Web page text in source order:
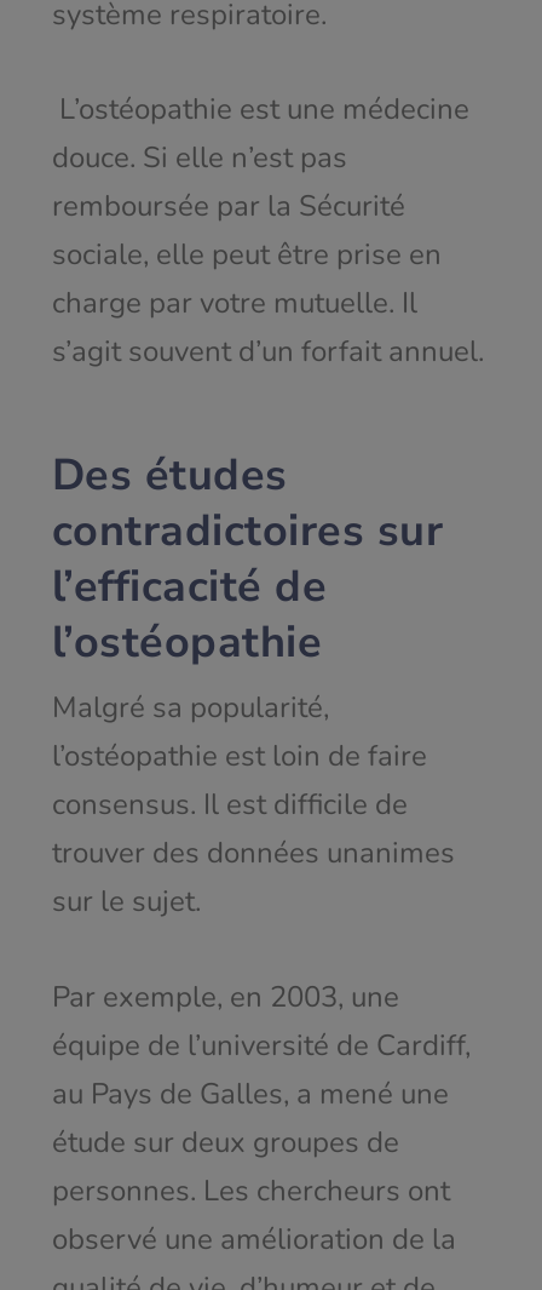
système respiratoire.
L’ostéopathie est une médecine
douce. Si elle n’est pas
remboursée par la Sécurité
sociale, elle peut être prise en
charge par votre mutuelle. Il
s’agit souvent d’un forfait annuel.
Des études
contradictoires sur
l’efficacité de
l’ostéopathie
Malgré sa popularité,
l’ostéopathie est loin de faire
consensus. Il est difficile de
trouver des données unanimes
sur le sujet.
Par exemple, en 2003, une
équipe de l’université de Cardiff,
au Pays de Galles, a mené une
étude sur deux groupes de
personnes. Les chercheurs ont
observé une amélioration de la